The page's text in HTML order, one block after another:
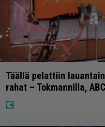
Täällä pelattiin
rahat – Tokmannilla,